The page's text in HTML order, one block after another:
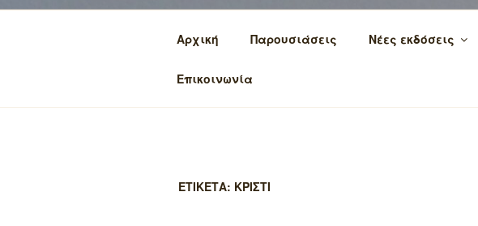
Αρχική Παρουσιάσεις Νέες εκδόσεις
Επικοινωνία
ΕΤΙΚΕΤΑ: ΚΡΙΣΤΙ